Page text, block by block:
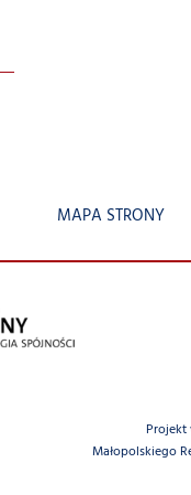
MAPA STRONY
Projekt
Małopolskiego